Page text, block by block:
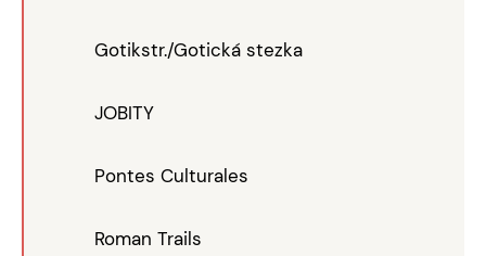
Gotikstr./Gotická stezka
JOBITY
Pontes Culturales
Roman Trails